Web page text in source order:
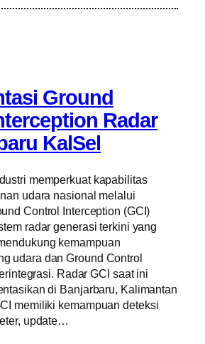
Ground
Radar
KalSel
memperkuat kapabilitas
udara nasional melalui
Control Interception (GCI)
radar generasi terkini yang
kemampuan
udara dan Ground Control
Radar GCI saat ini
di Banjarbaru, Kalimantan
memiliki kemampuan deteksi
update…